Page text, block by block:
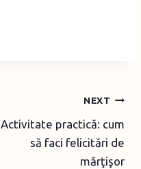
NEXT
Activitate practică: cum
să faci felicitări de
mărţişor